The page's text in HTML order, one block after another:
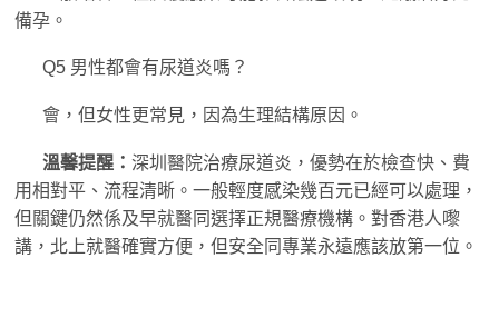
備孕。
Q5 男性都會有尿道炎嗎？
會，但女性更常見，因為生理結構原因。
溫馨提醒：深圳醫院治療尿道炎，優勢在於檢查快、費
用相對平、流程清晰。一般輕度感染幾百元已經可以處理，
但關鍵仍然係及早就醫同選擇正規醫療機構。對香港人嚟
講，北上就醫確實方便，但安全同專業永遠應該放第一位。